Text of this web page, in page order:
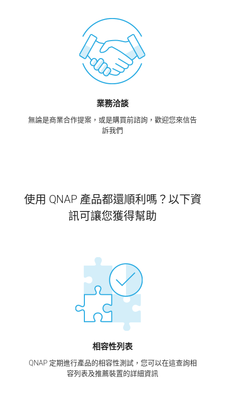
業務洽談
無論是商業合作提案，或是購買前諮詢，歡迎您來信告
訴我們
使用 QNAP 產品都還順利嗎？以下資
訊可讓您獲得幫助
相容性列表
QNAP 定期進行產品的相容性測試，您可以在這查詢相
容列表及推薦裝置的詳細資訊